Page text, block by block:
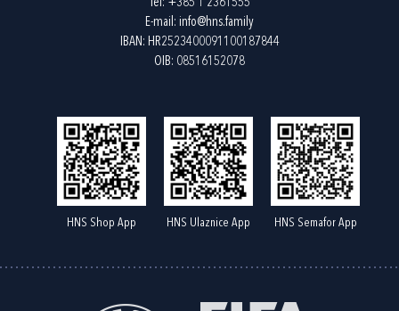
Tel: +385 1 2361555
E-mail: info@hns.family
IBAN: HR2523400091100187844
OIB: 08516152078
HNS Shop App HNS Ulaznice App HNS Semafor App